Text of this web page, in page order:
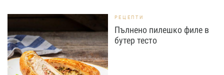
РЕЦЕПТИ
Пълнено пилешко филе в
бутер тесто